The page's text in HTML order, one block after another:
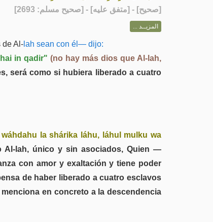
[صحيح] - [متفق عليه] - [صحيح مسلم: 2693]
المزيــد ...
de Al- lah sean con él— dijo:
in qadir" (no hay más dios que Al-lah,
será como si hubiera liberado a cuatro
la shárika láhu, láhul mulku wa
Al-lah, único y sin asociados, Quien —
con amor y exaltación y tiene poder
de haber liberado a cuatro esclavos
en concreto a la descendencia